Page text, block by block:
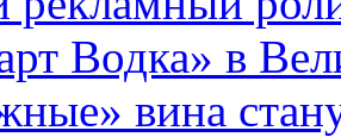
Водка» в
вина